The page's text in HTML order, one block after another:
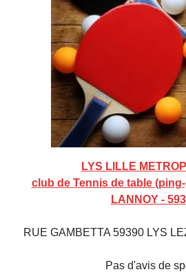
LYS LILLE
club de Tennis de table
LANNOY -
RUE GAMBETTA 59390 LYS
Pas d'avis de